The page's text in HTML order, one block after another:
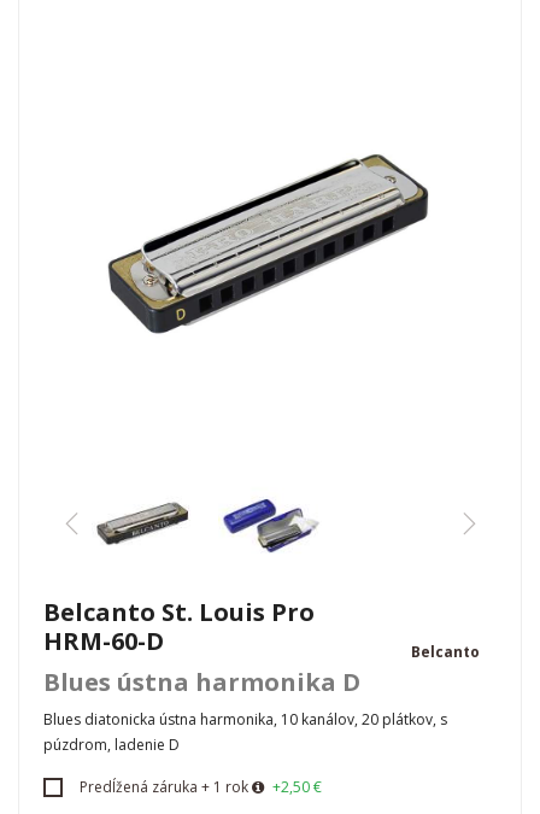
Belcanto St. Louis Pro
HRM-60-D
Blues ústna harmonika D
Belcanto
Blues diatonicka ústna harmonika, 10 kanálov, 20 plátkov, s
púzdrom, ladenie D
Predĺžená záruka + 1 rok +2,50 €